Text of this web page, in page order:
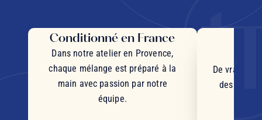
Conditionné en France
Dans notre atelier en Provence,
chaque mélange est préparé à la
main avec passion par notre
équipe.
De vrais
des